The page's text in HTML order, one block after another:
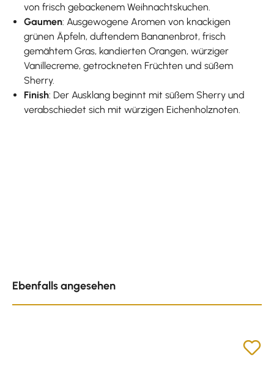
von frisch gebackenem Weihnachtskuchen.
Gaumen: Ausgewogene Aromen von knackigen
grünen Äpfeln, duftendem Bananenbrot, frisch
gemähtem Gras, kandierten Orangen, würziger
Vanillecreme, getrockneten Früchten und süßem
Sherry.
Finish: Der Ausklang beginnt mit süßem Sherry und
verabschiedet sich mit würzigen Eichenholznoten.
Ebenfalls angesehen